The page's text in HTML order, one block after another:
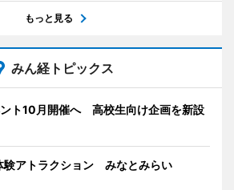
もっと見る
みん経トピックス
ト10月開催へ 高校生向け企画を新設
験アトラクション みなとみらい